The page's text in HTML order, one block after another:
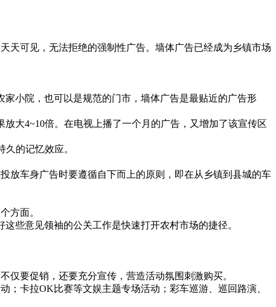
可见，无法拒绝的强制性广告。墙体广告已经成为乡镇市场
小院，也可以是规范的门市，墙体广告是最贴近的广告形
大4~10倍。在电视上播了一个月的广告，又增加了该宣传区
的记忆效应。
车身广告时要遵循自下而上的原则，即在从乡镇到县城的车
方面。
些意见领袖的公关工作是快速打开农村市场的捷径。
要促销，还要充分宣传，营造活动氛围刺激购买。
卡拉OK比赛等文娱主题专场活动；彩车巡游、巡回路演、